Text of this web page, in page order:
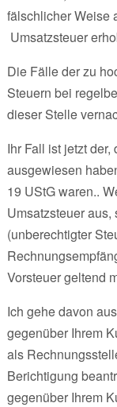
fälschlicher Weise
Umsatzsteuer
Die Fälle der zu
Steuern bei
dieser Stelle
Ihr Fall ist jetzt
ausgewiesen
19 UStG waren..
Umsatzsteuer
(unberechtigter
Vorsteuer geltend
Ich gehe davon
gegenüber Ihrem
als
Berichtigung
gegenüber Ihrem